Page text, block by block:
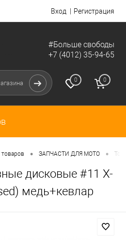
Вход Регистрация
#Больше свободы
+7 (4012) 35-94-65
0 0
товаров • ЗАПЧАСТИ ДЛЯ МОТО •
дисковые #11 X-
медь+кевлар